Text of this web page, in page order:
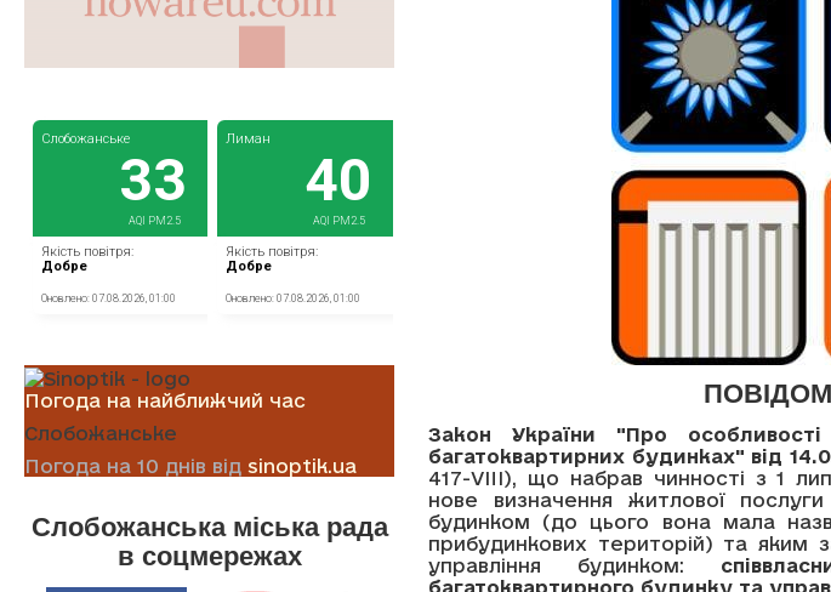
Погода на найближчий час
Слобожанське
Погода на 10 днів від sinoptik.ua
Слобожанська міська рада
в соцмережах
Закон України "Про
багатоквартирних будинках" від
417-VIII), що набрав чинності з 1
нове визначення житлової
будинком (до цього вона мала
прибудинкових територій) та яким
управління будинком:
багатоквартирного будинку та